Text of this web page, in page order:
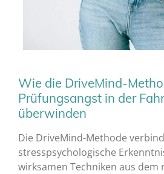
Wie die DriveMind-
Prüfungsangst in der
überwinden
Die DriveMind-Methode
stresspsychologische
wirksamen Techniken aus dem